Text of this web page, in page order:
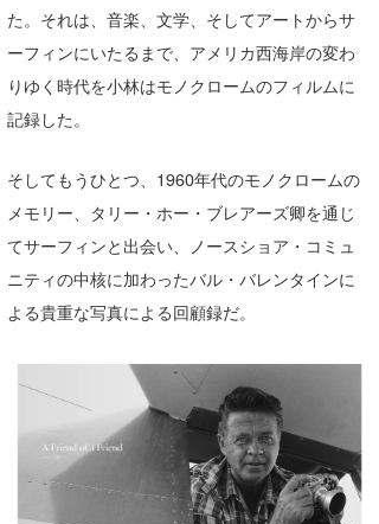
た。それは、音楽、文学、そしてアートからサ
ーフィンにいたるまで、アメリカ西海岸の変わ
りゆく時代を小林はモノクロームのフィルムに
記録した。
そしてもうひとつ、1960年代のモノクロームの
メモリー、タリー・ホー・ブレアーズ卿を通じ
てサーフィンと出会い、ノースショア・コミュ
ニティの中核に加わったバル・バレンタインに
よる貴重な写真による回顧録だ。
大野”MAR”修聖
喜納海人
H
KID
KOBU
MIN
mitz
OYZ
Soulman
VAGY